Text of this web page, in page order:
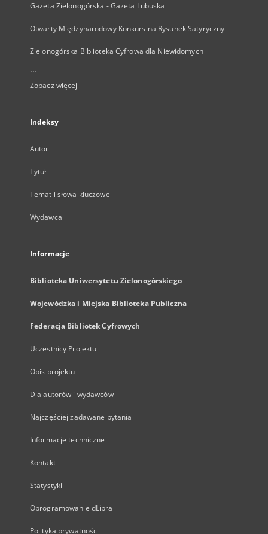
Gazeta Zielonogórska - Gazeta Lubuska
Otwarty Międzynarodowy Konkurs na Rysunek Satyryczny
Zielonogórska Biblioteka Cyfrowa dla Niewidomych
...
Zobacz więcej
Indeksy
Autor
Tytuł
Temat i słowa kluczowe
Wydawca
Informacje
Biblioteka Uniwersytetu Zielonogórskiego
Wojewódzka i Miejska Biblioteka Publiczna
Federacja Bibliotek Cyfrowych
Uczestnicy Projektu
Opis projektu
Dla autorów i wydawców
Najczęściej zadawane pytania
Informacje techniczne
Kontakt
Statystyki
Oprogramowanie dLibra
Polityka prywatności